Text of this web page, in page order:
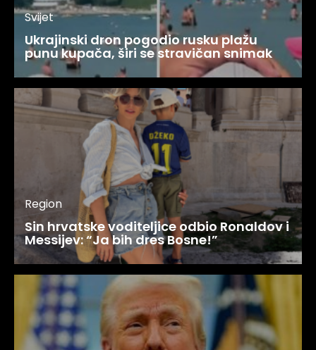
Svijet
Ukrajinski dron pogodio rusku plažu
punu kupača, širi se stravičan snimak
Region
Sin hrvatske voditeljice odbio Ronaldov i
Messijev: “Ja bih dres Bosne!”